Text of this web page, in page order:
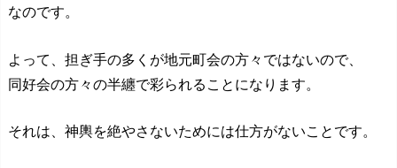
なのです。
よって、担ぎ手の多くが地元町会の方々ではないので、
同好会の方々の半纏で彩られることになります。
それは、神輿を絶やさないためには仕方がないことです。